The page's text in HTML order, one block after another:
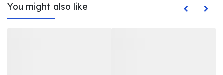
You might also like